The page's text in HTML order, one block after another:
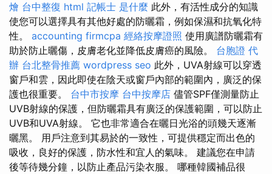
燴 台中整復 html 記帳士 是什麼 此外，有活性成分的知識
使您可以選擇具有其他好處的防曬霜，例如保濕和抗氧化特
性。 accounting firmcpa 經絡按摩證照 使用廣譜防曬霜有
助於防止曬傷，皮膚老化並降低皮膚癌的風險。 台胞證 代
辦 台北整骨推薦 wordpress seo 此外，UVA射線可以穿透
窗戶和雲，因此即使在陰天或窗戶內部的範圍內，廣泛的保
護也很重要。 台中市按摩 台中按摩店 儘管SPF僅測量防止
UVB射線的保護，但防曬霜具有廣泛的保護範圍，可以防止
UVB和UVA射線。 它也非常適合在曬日光浴的頭幾天逐漸
曬黑。 用戶注意到其易於的一致性，可提供穩定而出色的
吸收，良好的保護，防水性和宜人的氣味。 建議您在申請
後等待幾分鐘，以防止產品污染衣服。 哪種韓國補品很